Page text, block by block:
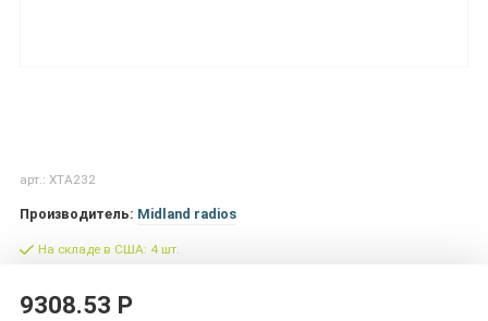
арт.: XTA232
Производитель: Midland radios
На складе в США: 4 шт.
9308.53 Р